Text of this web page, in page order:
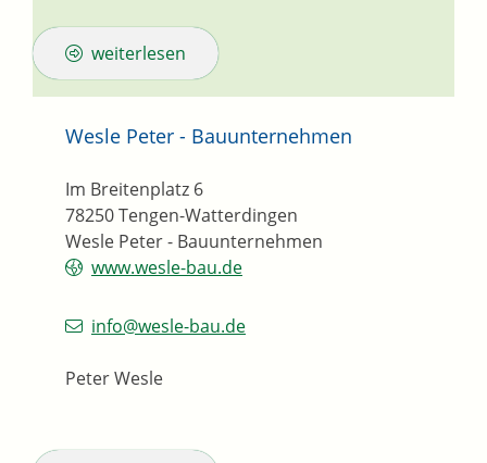
weiterlesen
Wesle Peter - Bauunternehmen
Wesle Peter - Bauunternehmen
Im Breitenplatz 6
78250Tengen-Watterdingen
www.wesle-bau.de
info@wesle-bau.de
Peter Wesle